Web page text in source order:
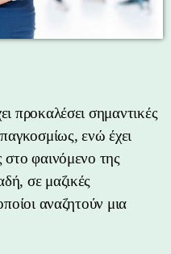
προκαλέσει σημαντικές
ενώ έχει
στο φαινόμενο της
σε μαζικές
αναζητούν μια